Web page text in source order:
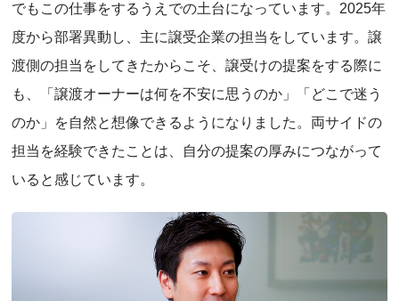
でもこの仕事をするうえでの土台になっています。2025年
度から部署異動し、主に譲受企業の担当をしています。譲
渡側の担当をしてきたからこそ、譲受けの提案をする際に
も、「譲渡オーナーは何を不安に思うのか」「どこで迷う
のか」を自然と想像できるようになりました。両サイドの
担当を経験できたことは、自分の提案の厚みにつながって
いると感じています。